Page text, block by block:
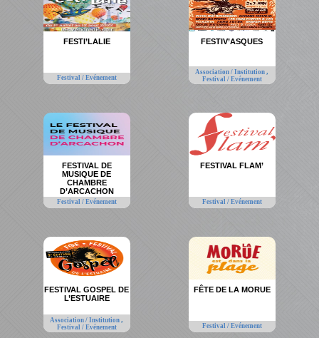
FESTI’LALIE
Festival / Evénement
FESTIV’ASQUES
Association / Institution,
Festival / Evénement
FESTIVAL DE
MUSIQUE DE
CHAMBRE
D’ARCACHON
Festival / Evénement
FESTIVAL FLAM’
Festival / Evénement
FESTIVAL GOSPEL DE
L’ESTUAIRE
Association / Institution,
Festival / Evénement
FÊTE DE LA MORUE
Festival / Evénement